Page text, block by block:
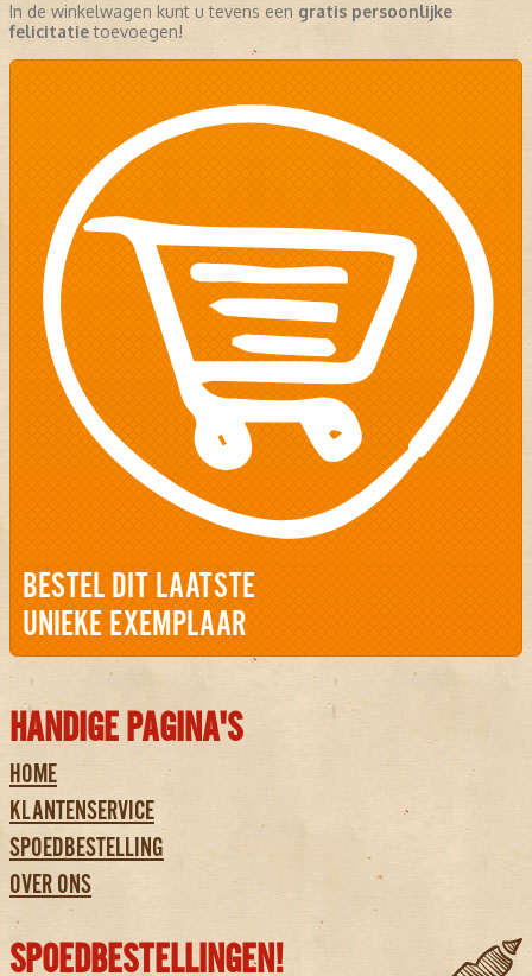
In de winkelwagen kunt u tevens een gratis persoonlijke
felicitatietoevoegen!
BESTEL DIT LAATSTE
UNIEKE EXEMPLAAR
HANDIGE PAGINA'S
HOME
KLANTENSERVICE
SPOEDBESTELLING
OVER ONS
SPOEDBESTELLINGEN!